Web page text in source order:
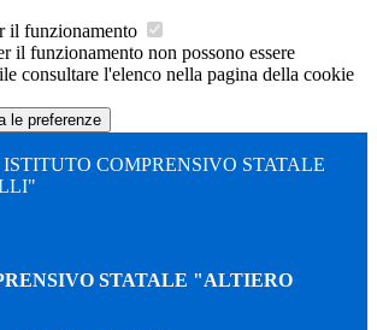
il funzionamento
il funzionamento non possono essere
consultare l'elenco nella pagina della cookie
le preferenze
ISTITUTO COMPRENSIVO STATALE
STATALE "ALTIERO